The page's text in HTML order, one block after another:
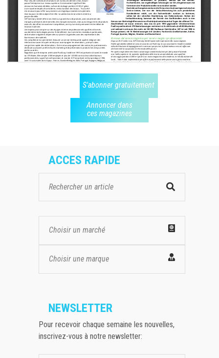
S'abonner gratuitement
Annoncer dans
ces magazines
ACCES RAPIDE
Choisir un marché
Choisir une marque
NEWSLETTER
Pour recevoir chaque semaine les nouvelles,
inscrivez-vous à notre newsletter: